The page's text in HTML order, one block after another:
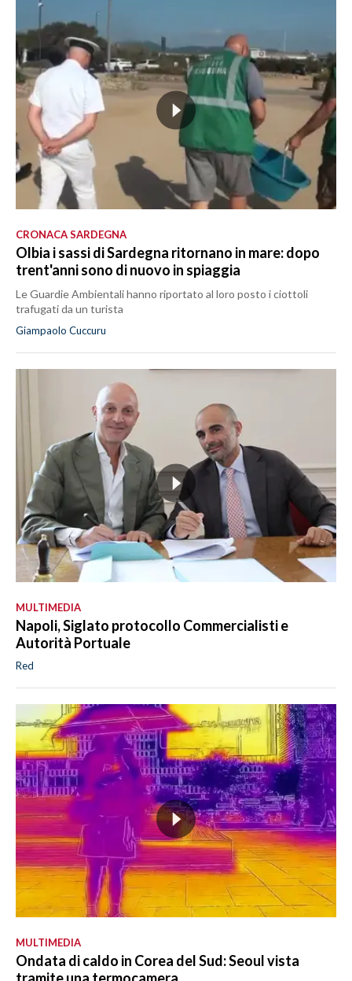
CRONACA SARDEGNA
Olbia i sassi di Sardegna ritornano in mare: dopo
trent'anni sono di nuovo in spiaggia
Le Guardie Ambientali hanno riportato al loro posto i ciottoli
trafugati da un turista
Giampaolo Cuccuru
MULTIMEDIA
Napoli, Siglato protocollo Commercialisti e
Autorità Portuale
Red
MULTIMEDIA
Ondata di caldo in Corea del Sud: Seoul vista